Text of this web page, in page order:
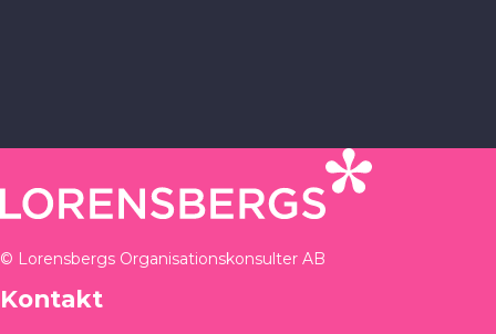
© Lorensbergs Organisationskonsulter AB
Kontakt